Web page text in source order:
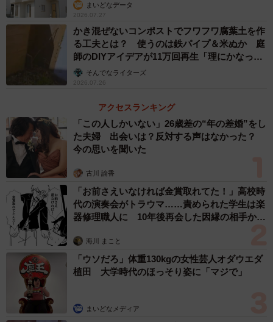
ただ私が関わった案件では、話し合いでは解決しませんで
した。解体ミスの原因が不動産会社にあるのか解体業者に
あるのか、責任を押し付け合ってどちらが支払うのかが確
定しなかったのです。
なりましたが、そこでも結論は出ません。ついには裁判で
決着をつけようということになり、現在も係争中となって
しまっています。
Aさんのケースでも、不動産会社と解体業者の責任のなすり
つけ合いは起こるかもしれません。その場合は弁護士など
の専門家に相談するといいでしょう。
◆立山壮平（たてやま・そうへい）不動産鑑定士・一級建
築士 大阪府茨木市を拠点に「土地・建物の身近な相談窓
口」として活動。週1回のジョギングや登山などの写真を
SNSで発信するなど、アクティブな面もチラ見せ中。
まいどなデータ
2026.07.27
かき混ぜないコンポストでフワフワ腐葉土を作
る工夫とは？ 使うのは鉄パイプ＆米ぬか 庭
師のDIYアイデアが11万回再生「理にかなった
手法」そんでなライターズ
2026.07.26
アクセスランキング
「この人しかいない」26歳差の“年の差婚”をし
た夫婦 出会いは？反対する声はなかった？
今の思いを聞いた
古川 諭香
「お前さえいなければ金賞取れてた！」高校時
代の演奏会がトラウマ……責められた学生は楽
器修理職人に 10年後再会した因縁の相手から
海川 まこと
「ウソだろ」体重130kgの女性芸人オダウエダ
植田 大学時代のほっそり姿に「マジで」
まいどなメディア